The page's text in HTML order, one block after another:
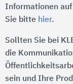
Informationen
Sie bitte hier.
Sollten Sie bei
die
sein und Ihre